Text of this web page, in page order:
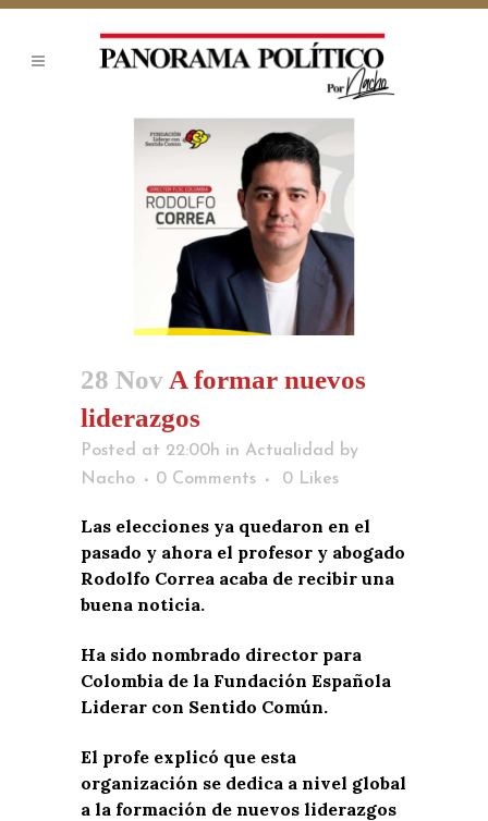
28 Nov A formar nuevos
liderazgos
Posted at 22:00h in Actualidad
by
Nacho
0 Comments 0 Likes
Las elecciones ya quedaron en el
pasado y ahora el profesor y abogado
Rodolfo Correa acaba de recibir una
buena noticia.
Ha sido nombrado director para
Colombia de la Fundación Española
Liderar con Sentido Común.
El profe explicó que esta
organización se dedica a nivel global
a la formación de nuevos liderazgos